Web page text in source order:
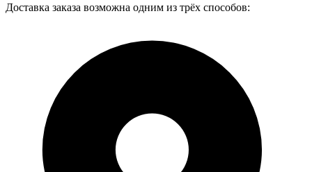
Доставка заказа возможна одним из трёх способов: